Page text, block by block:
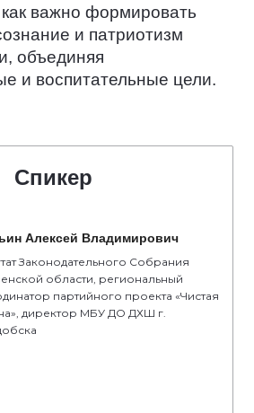
важно формировать
и патриотизм
объединяя
и воспитательные цели.
Спикер
Алексей Владимирович
Законодательного Собрания
области, региональный
партийного проекта «Чистая
директор МБУ ДО ДХШ г.